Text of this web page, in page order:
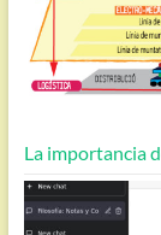
La importancia